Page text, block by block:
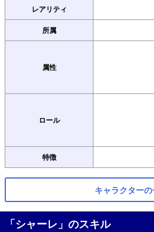
レアリティ
所属
属性
ロール
特徴
キャラクター
「シャーレ」のスキル